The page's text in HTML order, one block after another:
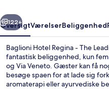
Hotels
of
the
World
Næste
122+
OversigtVærelserBeliggenhed
Baglioni Hotel Regina - The
fantastisk beliggenhed, kun
og Via Veneto. Gæster kan få
besøge spaen for at lade sig
aromaterapi eller ayurvediske